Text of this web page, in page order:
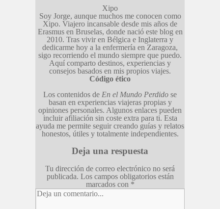
Xipo
Soy Jorge, aunque muchos me conocen como
Xipo. Viajero incansable desde mis años de
Erasmus en Bruselas, donde nació este blog en
2010. Tras vivir en Bélgica e Inglaterra y
dedicarme hoy a la enfermería en Zaragoza,
sigo recorriendo el mundo siempre que puedo.
Aquí comparto destinos, experiencias y
consejos basados en mis propios viajes.
Código ético
Los contenidos de En el Mundo Perdido se
basan en experiencias viajeras propias y
opiniones personales. Algunos enlaces pueden
incluir afiliación sin coste extra para ti. Esta
ayuda me permite seguir creando guías y relatos
honestos, útiles y totalmente independientes.
Deja una respuesta
Tu dirección de correo electrónico no será
publicada. Los campos obligatorios están
marcados con *